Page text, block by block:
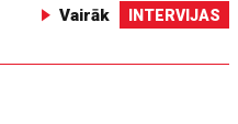
Vairāk INTERVIJAS